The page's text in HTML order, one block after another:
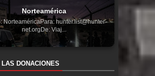
Norteamérica
NorteaméricaPara: hunter.list@hunter-
net.orgDe: Viaj...
DONACIONES